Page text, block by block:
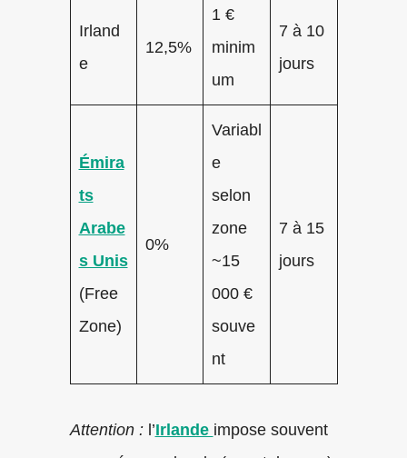
Irland
e
12,5%
1 €
minim
um
7 à 10
jours
Émira
ts
Arabe
s Unis
(Free
Zone)
0%
Variabl
e
selon
zone
~15
000 €
souve
nt
7 à 15
jours
Attention :l’Irlande impose souvent